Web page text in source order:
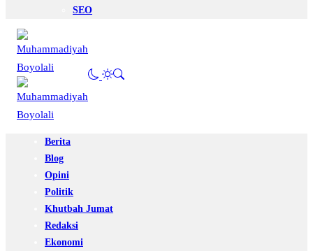
SEO
Berita
Blog
Opini
Politik
Khutbah Jumat
Redaksi
Ekonomi